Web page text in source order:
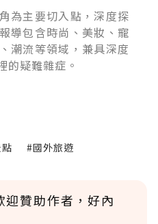
為主要切入點，深度探
導包含時尚、美妝、寵
潮流等領域，兼具深度
的疑難雜症。
#國外旅遊
贊助作者，好內